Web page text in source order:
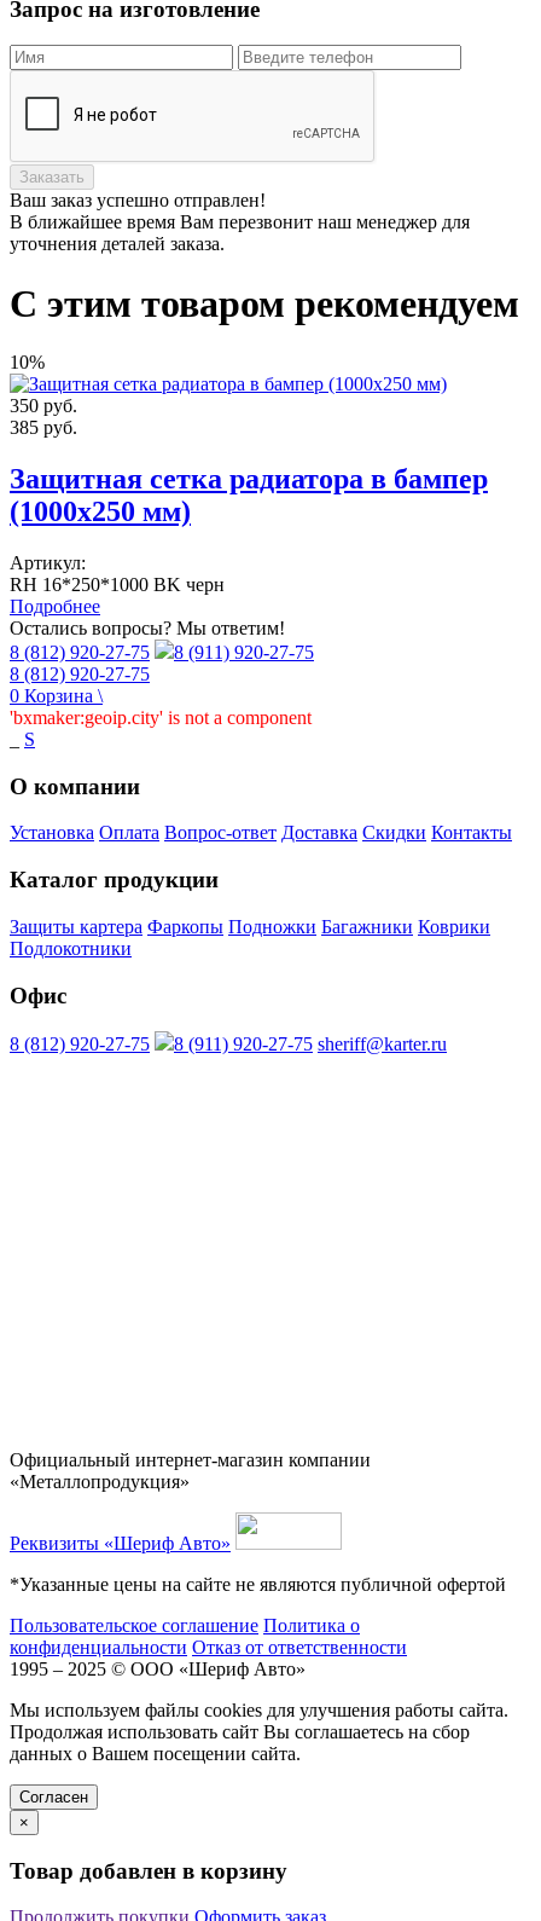
Запрос на изготовление
Заказать
Ваш заказ успешно отправлен!
В ближайшее время Вам перезвонит наш менеджер для
уточнения деталей заказа.
С этим товаром рекомендуем
10%
350 руб.
385 руб.
Защитная сетка радиатора в бампер
(1000х250 мм)
Артикул:
RH 16*250*1000 BK черн
Подробнее
Остались вопросы? Мы ответим!
8 (812) 920-27-75
8 (911) 920-27-75
8 (812) 920-27-75
0 Корзина \
'bxmaker:geoip.city' is not a component
S
О компании
Установка Оплата Вопрос-ответ Доставка Скидки Контакты
Каталог продукции
Защиты картера Фаркопы Подножки Багажники Коврики
Подлокотники
Офис
8 (812) 920-27-75 8 (911) 920-27-75 sheriff@karter.ru
Официальный интернет-магазин компании
«Металлопродукция»
Реквизиты «Шериф Авто»
*Указанные цены на сайте не являются публичной офертой
Пользовательское соглашение Политика о
конфиденциальности Отказ от ответственности
1995 – 2025 © ООО «Шериф Авто»
Мы используем файлы cookies для улучшения работы сайта.
Продолжая использовать сайт Вы соглашаетесь на сбор
данных о Вашем посещении сайта.
Cогласен
×
Товар добавлен в корзину